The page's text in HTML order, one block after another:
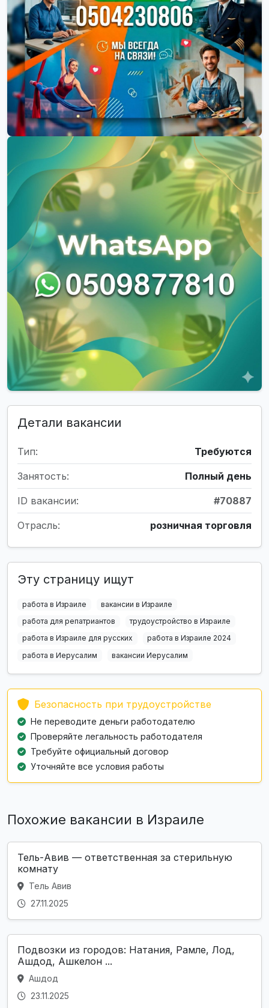
Детали вакансии
Тип: Требуются
Занятость: Полный день
ID вакансии: #70887
Отрасль: розничная торговля
Эту страницу ищут
работа в Израиле
вакансии в Израиле
работа для репатриантов
трудоустройство в Израиле
работа в Израиле для русских
работа в Израиле 2024
работа в Иерусалим
вакансии Иерусалим
Безопасность при трудоустройстве
Не переводите деньги работодателю
Проверяйте легальность работодателя
Требуйте официальный договор
Уточняйте все условия работы
Похожие вакансии в Израиле
Тель-Авив — ответственная за стерильную
комнату
Тель Авив
27.11.2025
Подвозки из городов: Натания, Рамле, Лод,
Ашдод, Ашкелон ...
Ашдод
23.11.2025